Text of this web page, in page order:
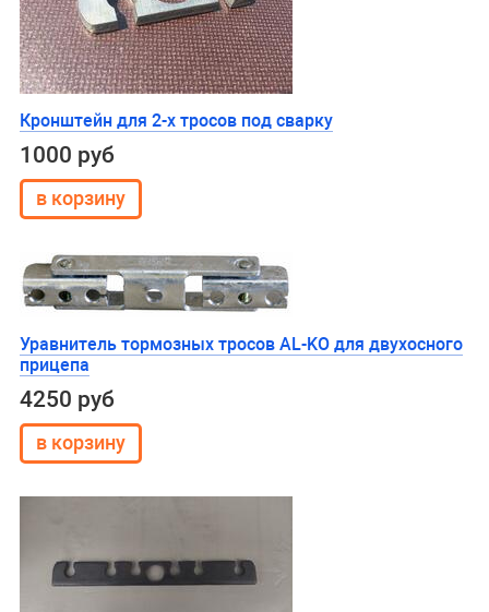
Кронштейн для 2-х тросов под сварку
1000 руб
Уравнитель тормозных тросов AL-KO для двухосного
прицепа
4250 руб